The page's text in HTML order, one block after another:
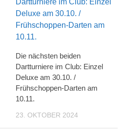
Die nächsten beiden
Dartturniere im Club: Einzel
Deluxe am 30.10. /
Frühschoppen-Darten am
10.11.
23. OKTOBER 2024